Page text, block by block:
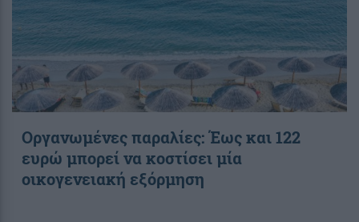
Οργανωμένες παραλίες: Έως και 122
ευρώ μπορεί να κοστίσει μία
οικογενειακή εξόρμηση